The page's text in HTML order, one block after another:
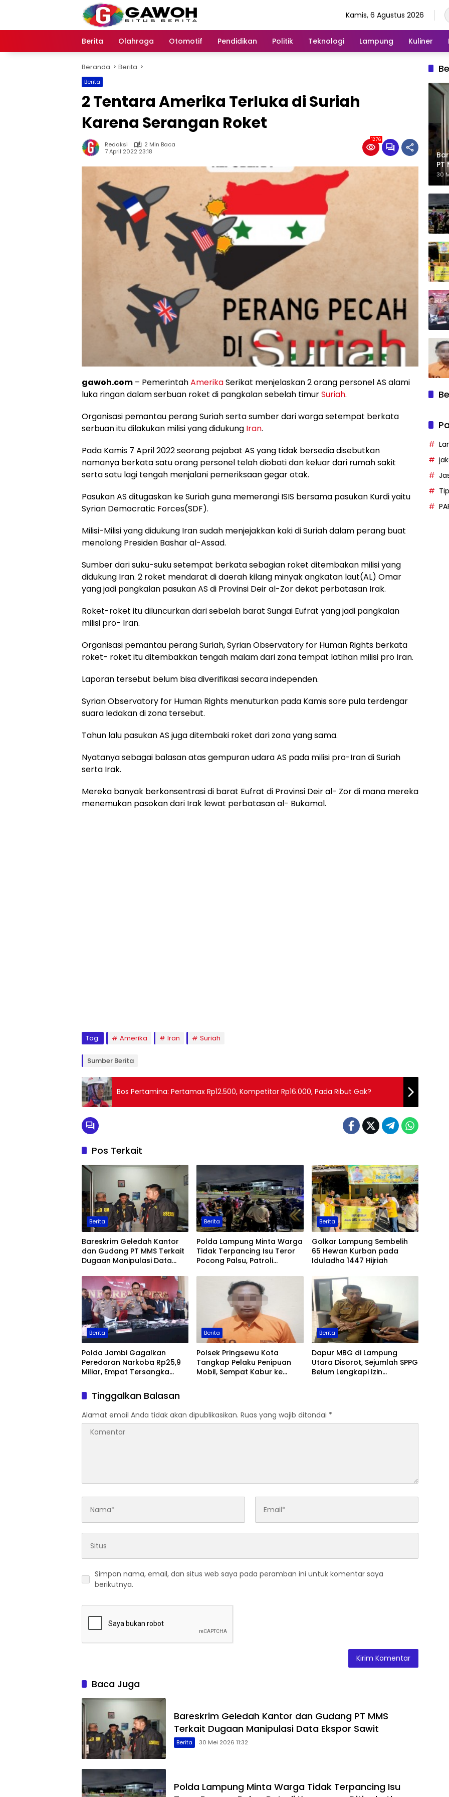
Kamis, 6 Agustus 2026
Berita Olahraga Otomotif Pendidikan Politik Teknologi Lampung Kuliner
Beranda Berita
Berita
2 Tentara Amerika Terluka di Suriah
Karena Serangan Roket
Redaksi
2 Min Baca
7 April 2022 23:18
1276
gawoh.com – PemerintahAmerikaSerikat menjelaskan 2 orang personel AS alami
luka ringan dalam serbuan roket di pangkalan sebelah timurSuriah.
Organisasi pemantau perang Suriah serta sumber dari warga setempat berkata
serbuan itu dilakukan milisi yang didukung Iran.
Pada Kamis 7 April 2022 seorang pejabat AS yang tidak bersedia disebutkan
namanya berkata satu orang personel telah diobati dan keluar dari rumah sakit
serta satu lagi tengah menjalani pemeriksaan gegar otak.
Pasukan AS ditugaskan ke Suriah guna memerangi ISIS bersama pasukan Kurdi yaitu
Syrian Democratic Forces(SDF).
Milisi-Milisi yang didukung Iran sudah menjejakkan kaki di Suriah dalam perang buat
menolong Presiden Bashar al-Assad.
Sumber dari suku-suku setempat berkata sebagian roket ditembakan milisi yang
didukung Iran. 2 roket mendarat di daerah kilang minyak angkatan laut(AL) Omar
yang jadi pangkalan pasukan AS di Provinsi Deir al-Zor dekat perbatasan Irak.
Roket-roket itu diluncurkan dari sebelah barat Sungai Eufrat yang jadi pangkalan
milisi pro- Iran.
Organisasi pemantau perang Suriah, Syrian Observatory for Human Rights berkata
roket- roket itu ditembakkan tengah malam dari zona tempat latihan milisi pro Iran.
Laporan tersebut belum bisa diverifikasi secara independen.
Syrian Observatory for Human Rights menuturkan pada Kamis sore pula terdengar
suara ledakan di zona tersebut.
Tahun lalu pasukan AS juga ditembaki roket dari zona yang sama.
Nyatanya sebagai balasan atas gempuran udara AS pada milisi pro-Iran di Suriah
serta Irak.
Mereka banyak berkonsentrasi di barat Eufrat di Provinsi Deir al- Zor di mana mereka
menemukan pasokan dari Irak lewat perbatasan al- Bukamal.
Tag: Amerika Iran Suriah
Sumber Berita
Bos Pertamina: Pertamax Rp12.500, Kompetitor Rp16.000, Pada Ribut Gak?
Pos Terkait
Berita
Bareskrim Geledah Kantor
dan Gudang PT MMS Terkait
Dugaan Manipulasi Data
Berita
Polda Lampung Minta Warga
Tidak Terpancing Isu Teror
Pocong Palsu, Patroli
Berita
Golkar Lampung Sembelih
65 Hewan Kurban pada
Iduladha 1447 Hijriah
Berita
Polda Jambi Gagalkan
Peredaran Narkoba Rp25,9
Miliar, Empat Tersangka
Berita
Polsek Pringsewu Kota
Tangkap Pelaku Penipuan
Mobil, Sempat Kabur ke
Berita
Dapur MBG di Lampung
Utara Disorot, Sejumlah SPPG
Belum Lengkapi Izin
Tinggalkan Balasan
Alamat email Anda tidak akan dipublikasikan. Ruas yang wajib ditandai *
Simpan nama, email, dan situs web saya pada peramban ini untuk komentar saya
berikutnya.
Baca Juga
Bareskrim Geledah Kantor dan Gudang PT MMS
Terkait Dugaan Manipulasi Data Ekspor Sawit
Berita 30 Mei 2026 11:32
Polda Lampung Minta Warga Tidak Terpancing Isu
PT
30